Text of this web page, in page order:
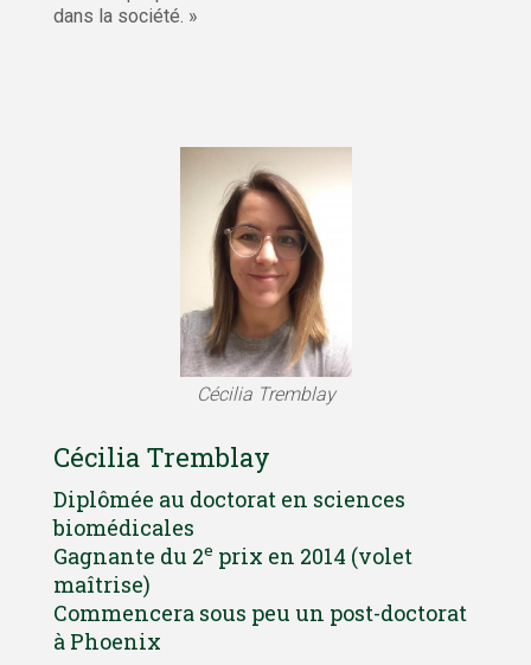
dans la société. »
Cécilia Tremblay
Cécilia Tremblay
Diplômée au doctorat en sciences
biomédicales
Gagnante du 2e prix en 2014 (volet
maîtrise)
Commencera sous peu un post-doctorat
à Phoenix